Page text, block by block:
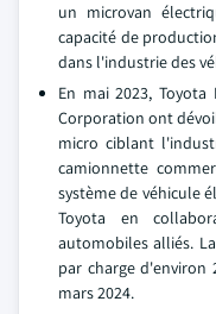
un microvan
capacité de
dans l'industrie des
En mai 2023,
Corporation ont
micro ciblant
camionnette
système de véhicule
Toyota en
automobiles alliés.
par charge d'environ
mars 2024.